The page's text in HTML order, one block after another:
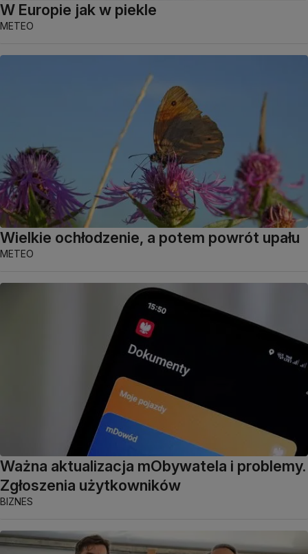
W Europie jak w piekle
METEO
Wielkie ochłodzenie, a potem powrót upału
METEO
Ważna aktualizacja mObywatela i problemy.
Zgłoszenia użytkowników
BIZNES